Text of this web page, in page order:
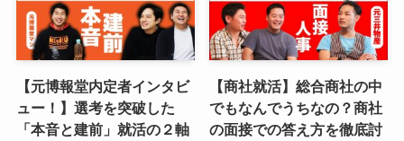
【元博報堂内定者インタビ
ュー！】選考を突破した
「本音と建前」就活の２軸
【商社就活】総合商社の中
でもなんでうちなの？商社
の面接での答え方を徹底討